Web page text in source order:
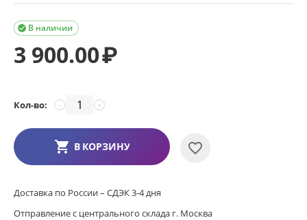
В наличии

3 900.00₽
Кол-во: +
−
В КОРЗИНУ
Доставка по России – СДЭК 3-4 дня
Отправление с центрального склада г. Москва